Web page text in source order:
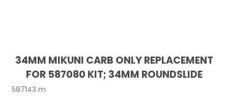
34MM MIKUNI CARB ONLY REPLACEMENT
FOR 587080 KIT; 34MM ROUNDSLIDE
587143 m